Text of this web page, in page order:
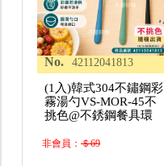
No. 42112041813
(1入)韓式304不鏽鋼彩
霧湯勺VS-MOR-45不
挑色@不銹鋼餐具環
非會員：＄69